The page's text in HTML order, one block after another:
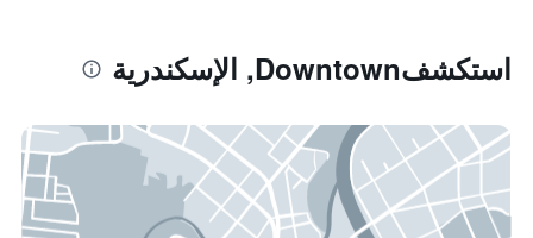
استكشفDowntown, الإسكندرية